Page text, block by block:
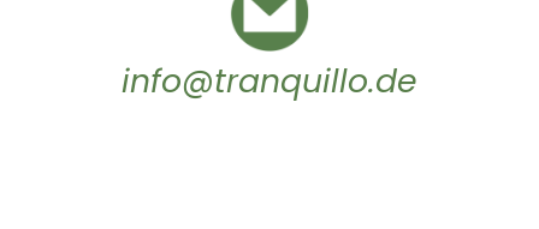
info@tranquillo.de